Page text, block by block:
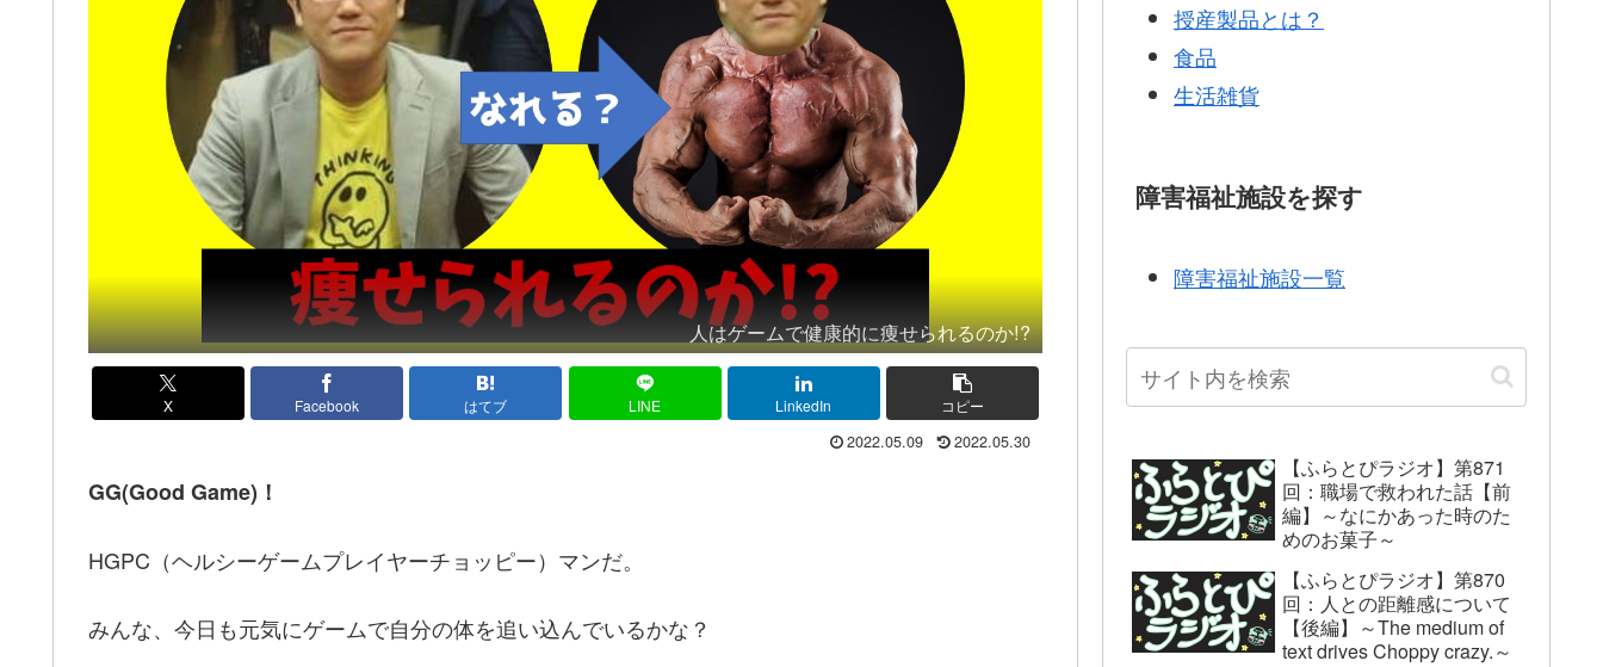
人はゲームで健康的に痩せられるのか!?
X Facebook はてブ LINE LinkedIn コピー
2022.05.09 2022.05.30
GG(Good Game)！
HGPC（ヘルシーゲームプレイヤーチョッピー）マンだ。
みんな、今日も元気にゲームで自分の体を追い込んでいるかな？
授産製品とは？
食品
生活雑貨
障害福祉施設を探す
障害福祉施設一覧
【ふらとぴラジオ】第871
回：職場で救われた話【前
編】～なにかあった時のた
めのお菓子～
【ふらとぴラジオ】第870
回：人との距離感について
【後編】～The medium of
text drives Choppy crazy.～